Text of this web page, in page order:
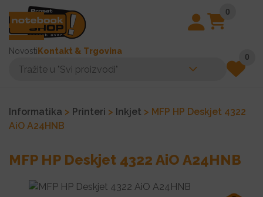
0
Novosti Kontakt & Trgovina
0
Informatika > Printeri > Inkjet > MFP HP Deskjet 4322
AiO A24HNB
MFP HP Deskjet 4322 AiO A24HNB